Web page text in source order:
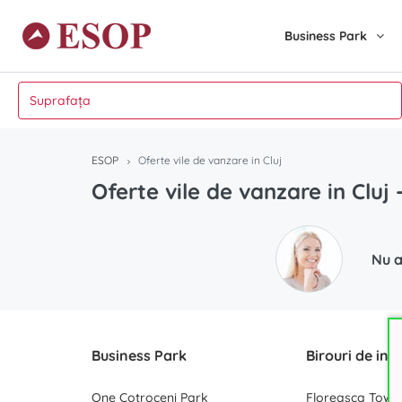
Business Park
ESOP Oferte vile de vanzare in Cluj
Oferte vile de vanzare in Cluj
Nu
Business Park
One Cotroceni Park
Birouri de
Floreasca